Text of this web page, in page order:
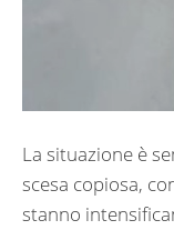
La situazione è
scesa copiosa,
stanno